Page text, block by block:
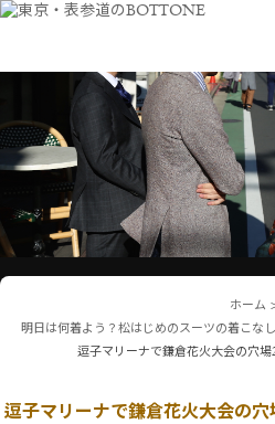
ホーム
明日は何着よう？松はじめのスーツの着こな
逗子マリーナで鎌倉花火大会の穴
逗子マリーナで鎌倉花火大会の